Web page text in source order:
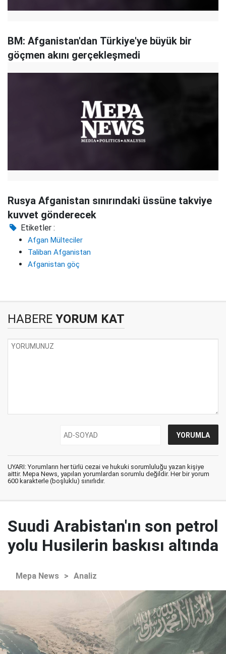
BM: Afganistan'dan Türkiye'ye büyük bir
göçmen akını gerçekleşmedi
Rusya Afganistan sınırındaki üssüne takviye
kuvvet gönderecek
Etiketler :
Afgan Mülteciler
Taliban Afganistan
Afganistan göç
HABERE YORUM KAT
UYARI: Yorumların her türlü cezai ve hukuki sorumluluğu yazan kişiye
aittir. Mepa News, yapılan yorumlardan sorumlu değildir. Her bir yorum
600 karakterle (boşluklu) sınırlıdır.
Suudi Arabistan'ın son petrol
yolu Husilerin baskısı altında
Mepa News > Analiz